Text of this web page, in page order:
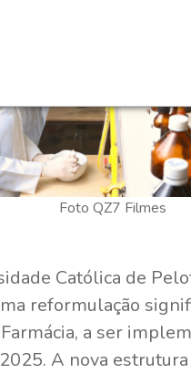
Foto QZ7 Filmes
Católica de
reformulação
a ser
A nova